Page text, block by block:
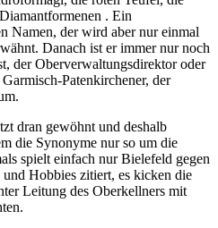
. Ein
Namen, der wird aber nur einmal
Danach ist er immer nur noch
der Oberverwaltungsdirektor oder
Patenkirchener, der
dran gewöhnt und deshalb
die Synonyme nur so um die
spielt einfach nur Bielefeld gegen
Hobbies zitiert, es kicken die
Leitung des Oberkellners mit